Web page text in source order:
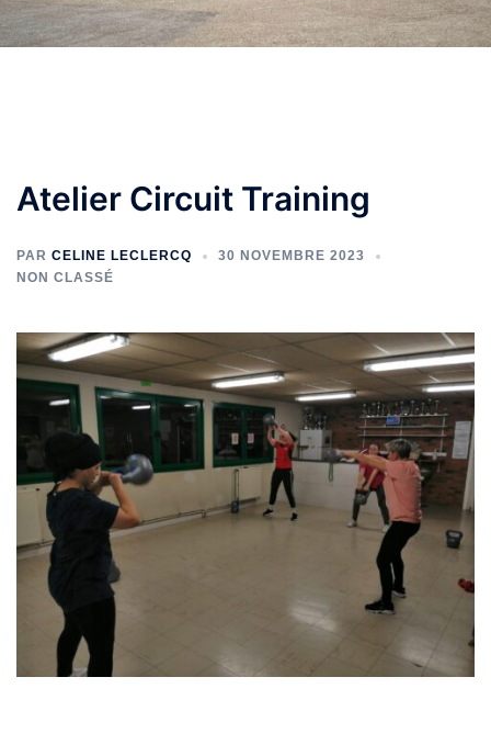
Atelier Circuit Training
PAR CELINE LECLERCQ
30 NOVEMBRE 2023
NON CLASSÉ